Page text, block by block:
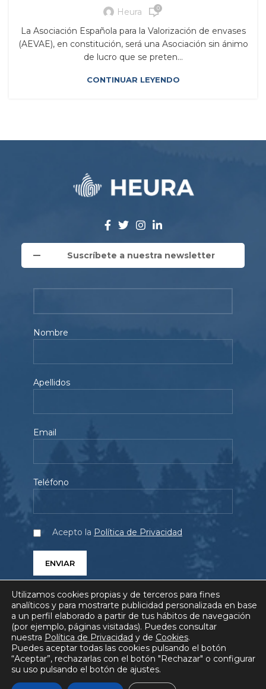
Heura 0
La Asociación Española para la Valorización de envases
(AEVAE), en constitución, será una Asociación sin ánimo
de lucro que se preten...
CONTINUAR LEYENDO
Suscríbete a nuestra newsletter
Nombre
Apellidos
Email
Teléfono
Acepto la Política de Privacidad
SERVICIOS PROYECTOS QUIÉNES SOMOS
BLOG COMUNICACIÓN FAQ
AVISO LEGAL POLÍTICA DE PRIVACIDAD
Utilizamos cookies propias y de terceros para fines
analíticos y para mostrarte publicidad personalizada en base
a un perfil elaborado a partir de tus hábitos de navegación
(por ejemplo, páginas visitadas). Puedes consultar
nuestra Política de Privacidad y de Cookies.
Puedes aceptar todas las cookies pulsando el botón
“Aceptar”, rechazarlas con el botón "Rechazar" o configurar
su uso pulsando el botón de ajustes.